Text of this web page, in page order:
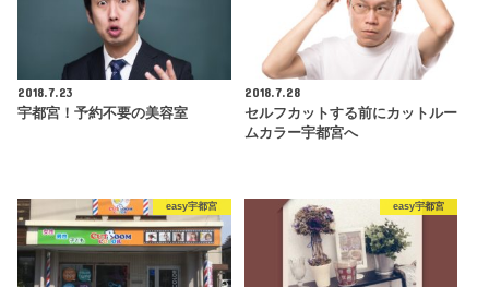
2018.7.23
宇都宮！予約不要の美容室
2018.7.28
セルフカットする前にカットルー
ムカラー宇都宮へ
easy宇都宮 easy宇都宮